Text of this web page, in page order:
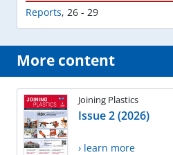
Reports, 26 - 29
More content
Joining Plastics
Issue 2 (2026)
› learn more